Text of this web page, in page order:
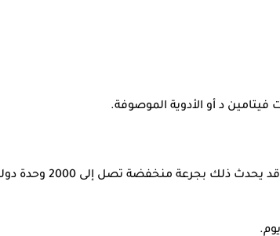
فيتامين د أو الأدوية الموصوفة.
منخفضة تصل إلى 2000 وحدة دولية يوميًا لدى الأشخاص المعرضين للإصابة.